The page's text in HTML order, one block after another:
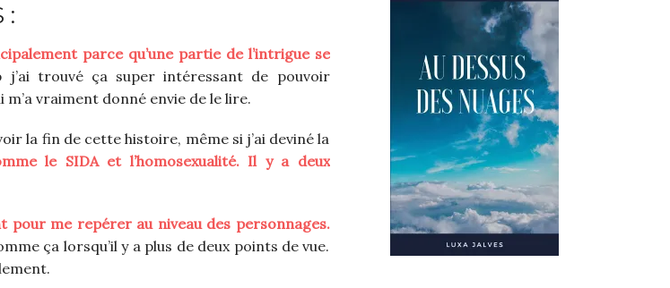
:
parce qu’une partie de l’intrigue se
j’ai trouvé ça super intéressant de pouvoir
vraiment donné envie de le lire.
la fin de cette histoire, même si j’ai deviné la
le SIDA et l’homosexualité. Il y a deux
pour me repérer au niveau des personnages.
ça lorsqu’il y a plus de deux points de vue.